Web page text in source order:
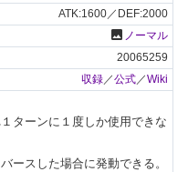
ATK:1600／DEF:2000
photo ノーマル
20065259
収録／公式／Wiki
ターンに１度しか使用できな
ースした場合に発動できる。